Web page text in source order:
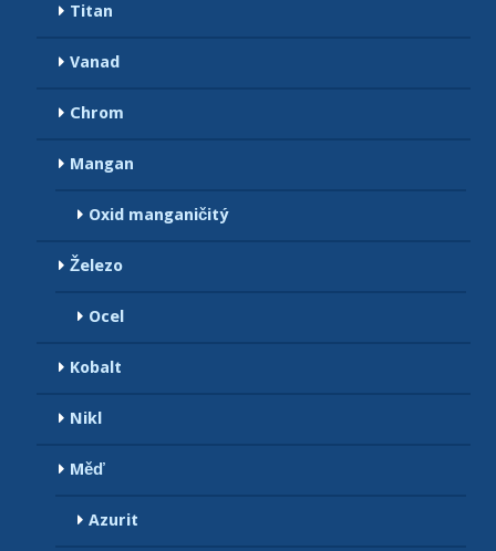
Titan
Vanad
Chrom
Mangan
Oxid manganičitý
Železo
Ocel
Kobalt
Nikl
Měď
Azurit